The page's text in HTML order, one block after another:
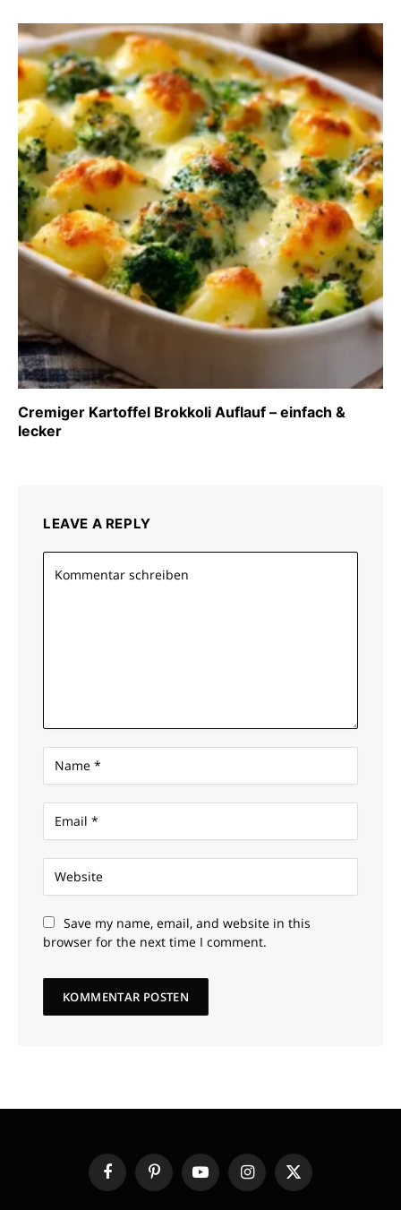
Cremiger Kartoffel Brokkoli Auflauf – einfach &
lecker
LEAVE A REPLY
Save my name, email, and website in this
browser for the next time I comment.
FacebookPinterestYouTubeInstagram
X
(Twitter)